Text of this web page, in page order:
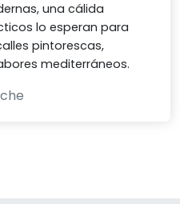
una cálida
lo esperan para
pintorescas,
mediterráneos.